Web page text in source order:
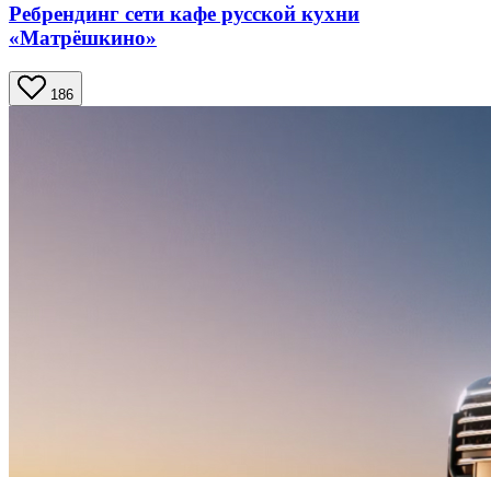
Ребрендинг сети кафе русской кухни
«Матрёшкино»
186